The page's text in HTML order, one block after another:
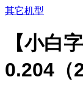
其它机型
【小白
0.204（